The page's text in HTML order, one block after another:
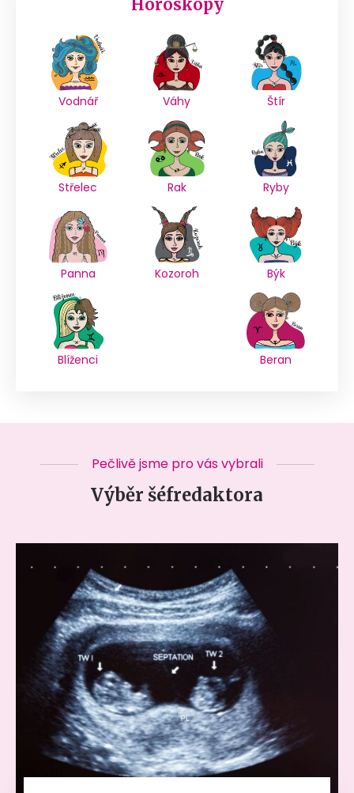
Horoskopy
Vodnář Váhy Štír
Střelec Rak Ryby
Panna Kozoroh Býk
Blíženci Beran
Pečlivě jsme pro vás vybrali
Výběr šéfredaktora